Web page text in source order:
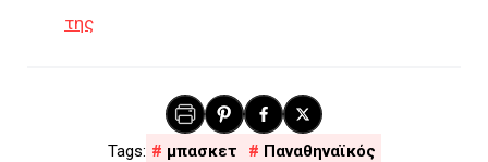
της
μπασκετ Παναθηναϊκός